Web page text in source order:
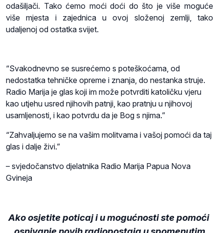
odašiljači. Tako ćemo moći doći do što je više moguće
više mjesta i zajednica u ovoj složenoj zemlji, tako
udaljenoj od ostatka svijet.
“Svakodnevno se susrećemo s poteškoćama, od
nedostatka tehničke opreme i znanja, do nestanka struje.
Radio Marija je glas koji im može potvrditi katoličku vjeru
kao utjehu usred njihovih patnji, kao pratnju u njihovoj
usamljenosti, i kao potvrdu da je Bog s njima.”
“Zahvaljujemo se na vašim molitvama i vašoj pomoći da taj
glas i dalje živi.”
– svjedočanstvo djelatnika Radio Marija Papua Nova
Gvineja
Ako osjetite poticaj i u mogućnosti ste pomoći